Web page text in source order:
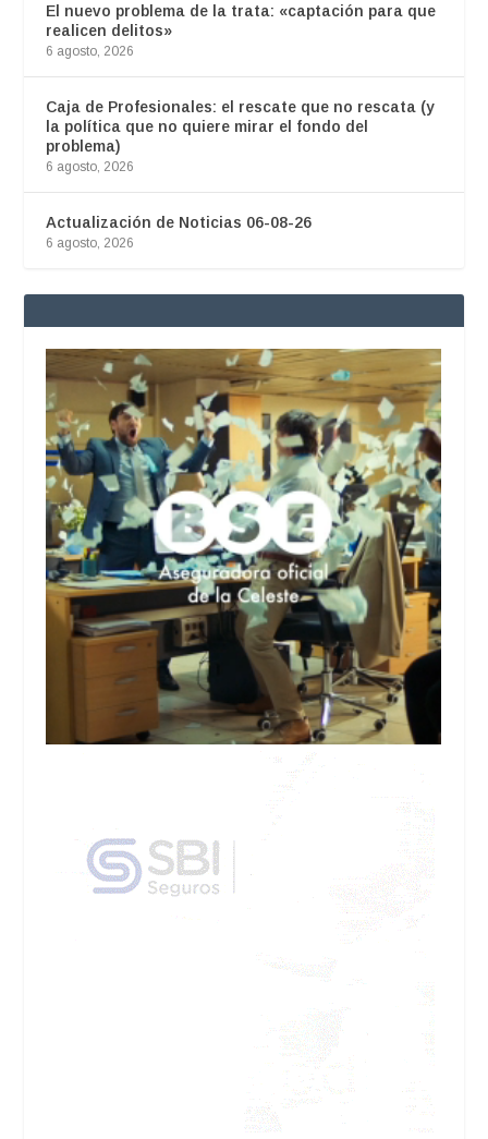
El nuevo problema de la trata: «captación para que
realicen delitos»
6 agosto, 2026
Caja de Profesionales: el rescate que no rescata (y
la política que no quiere mirar el fondo del
problema)
6 agosto, 2026
Actualización de Noticias 06-08-26
6 agosto, 2026